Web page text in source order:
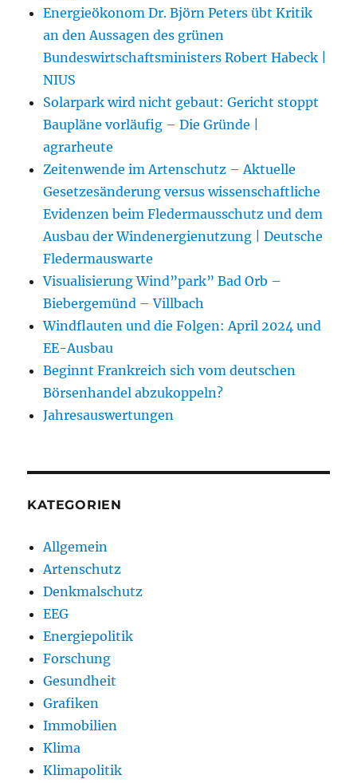
Energieökonom Dr. Björn Peters übt Kritik
an den Aussagen des grünen
Bundeswirtschaftsministers Robert Habeck |
NIUS
Solarpark wird nicht gebaut: Gericht stoppt
Baupläne vorläufig – Die Gründe |
agrarheute
Zeitenwende im Artenschutz – Aktuelle
Gesetzesänderung versus wissenschaftliche
Evidenzen beim Fledermausschutz und dem
Ausbau der Windenergienutzung | Deutsche
Fledermauswarte
Visualisierung Wind”park” Bad Orb –
Biebergemünd – Villbach
Windflauten und die Folgen: April 2024 und
EE-Ausbau
Beginnt Frankreich sich vom deutschen
Börsenhandel abzukoppeln?
Jahresauswertungen
KATEGORIEN
Allgemein
Artenschutz
Denkmalschutz
EEG
Energiepolitik
Forschung
Gesundheit
Grafiken
Immobilien
Klima
Klimapolitik